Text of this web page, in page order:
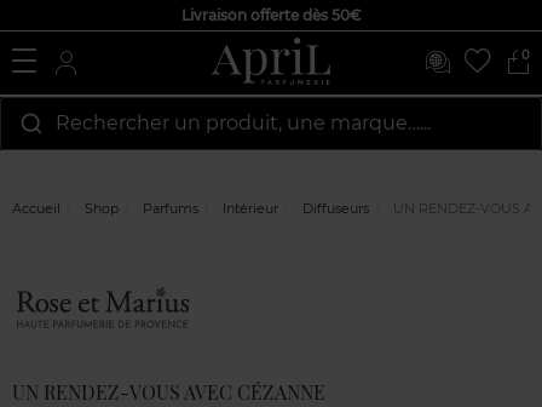
Livraison offerte dès 50€
0
Rechercher un produit, une marque…...
Accueil Shop Parfums Intérieur Diffuseurs UN RENDEZ-VOUS
UN RENDEZ-VOUS AVEC CÉZANNE